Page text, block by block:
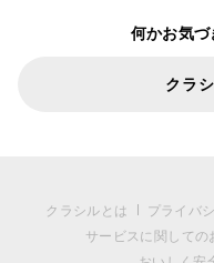
何かお気づ
クラ
クラシルとは プライバ
サービスに関しての